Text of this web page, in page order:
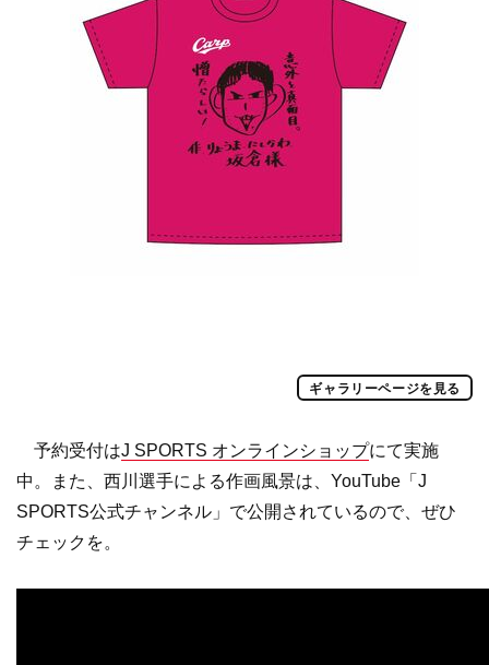
ギャラリーページを見る
予約受付はJ SPORTS オンラインショップにて実施
中。また、西川選手による作画風景は、YouTube「J
SPORTS公式チャンネル」で公開されているので、ぜひ
チェックを。